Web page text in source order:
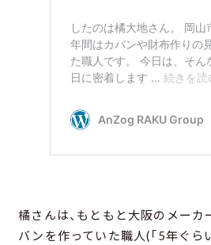
橘さんは、もともと大阪のメーカ
バンを作っていた職人(「5年ぐら